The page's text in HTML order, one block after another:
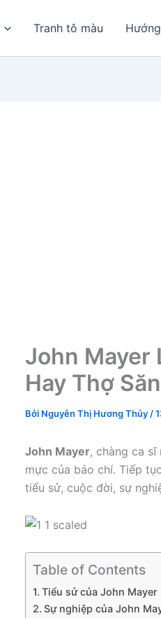
Tranh tô màu
John Mayer
Hay Thợ
Bởi Nguyễn Thị Hương Thủy /
John Mayer, chàng ca
mực của báo chí. Tiếp
tiểu sử, cuộc đời, sự
Table of Contents
Tiểu sử của John Mayer
Sự nghiệp của John